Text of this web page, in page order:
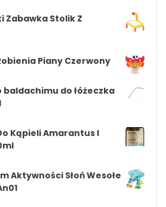
Zabawka Stolik Z
Piany Czerwony
baldachimu do łóżeczka
Kąpieli Amarantus I
Aktywności Słoń Wesołe